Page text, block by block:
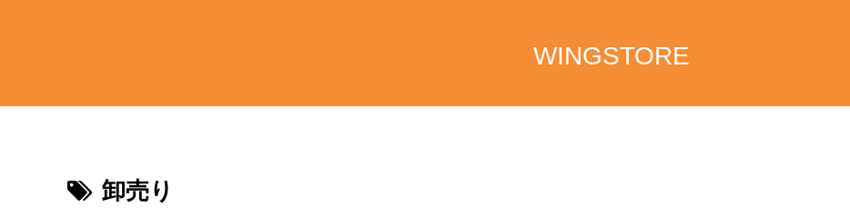
WINGSTORE
卸売り